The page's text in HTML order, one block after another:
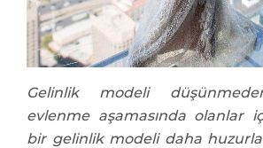
Gelinlik modeli
evlenme aşamasında olanlar
bir gelinlik modeli daha